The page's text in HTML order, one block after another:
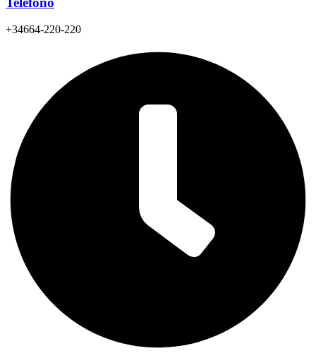
+34664-220-220